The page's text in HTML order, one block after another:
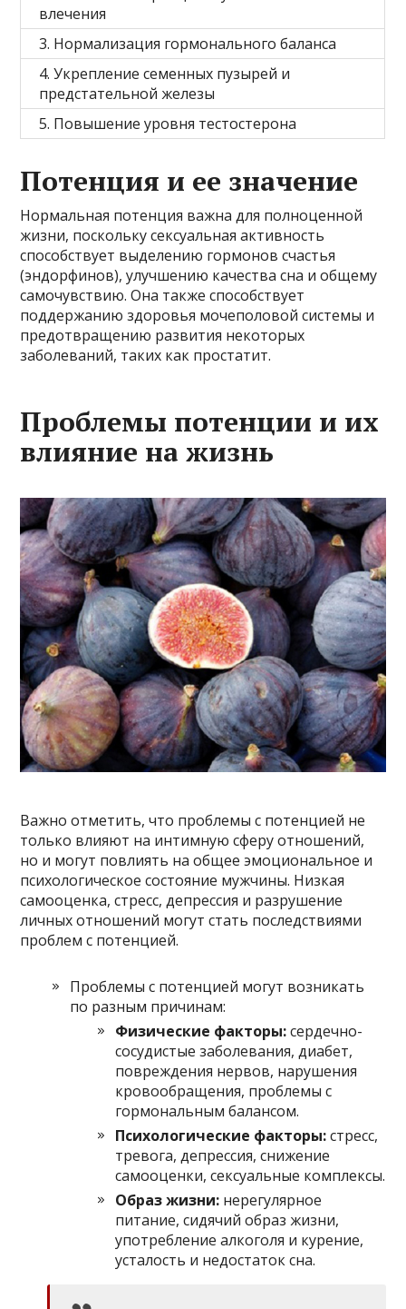
влечения
3. Нормализация гормонального баланса
4. Укрепление семенных пузырей и
предстательной железы
5. Повышение уровня тестостерона
Потенция и ее значение
Нормальная потенция важна для полноценной
жизни, поскольку сексуальная активность
способствует выделению гормонов счастья
(эндорфинов), улучшению качества сна и общему
самочувствию. Она также способствует
поддержанию здоровья мочеполовой системы и
предотвращению развития некоторых
заболеваний, таких как простатит.
Проблемы потенции и их
влияние на жизнь
Важно отметить, что проблемы с потенцией не
только влияют на интимную сферу отношений,
но и могут повлиять на общее эмоциональное и
психологическое состояние мужчины. Низкая
самооценка, стресс, депрессия и разрушение
личных отношений могут стать последствиями
проблем с потенцией.
Проблемы с потенцией могут возникать
по разным причинам:
Физические факторы:сердечно-
сосудистые заболевания, диабет,
повреждения нервов, нарушения
кровообращения, проблемы с
гормональным балансом.
Психологические факторы:стресс,
тревога, депрессия, снижение
самооценки, сексуальные комплексы.
Образ жизни: нерегулярное
питание, сидячий образ жизни,
употребление алкоголя и курение,
усталость и недостаток сна.